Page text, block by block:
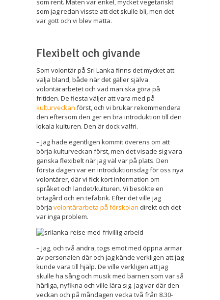
som rent. Maten var enkel, mycket vegetariskt
som jag redan visste att det skulle bli, men det
var gott och vi blev mätta.
Flexibelt och givande
Som volontär på Sri Lanka finns det mycket att
välja bland, både när det gäller själva
volontärarbetet och vad man ska göra på
fritiden. De flesta väljer att vara med på
kulturveckan först, och vi brukar rekommendera
den eftersom den ger en bra introduktion till den
lokala kulturen. Den är dock valfri.
– Jag hade egentligen kommit överens om att
börja kulturveckan först, men det visade sig vara
ganska flexibelt när jag väl var på plats. Den
första dagen var en introduktionsdag för oss nya
volontärer, där vi fick kort information om
språket och landet/kulturen. Vi besökte en
örtagård och en tefabrik. Efter det ville jag
börja volontärarbeta på förskolan direkt och det
var inga problem.
– Jag, och två andra, togs emot med öppna armar
av personalen där och jag kände verkligen att jag
kunde vara till hjälp. De ville verkligen att jag
skulle ha sång och musik med barnen som var så
härliga, nyfikna och ville lära sig. Jag var där den
veckan och på måndagen vecka två från 8.30-